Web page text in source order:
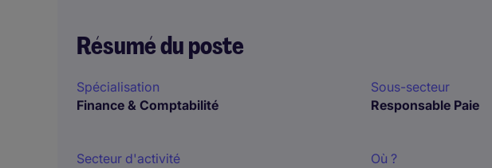
Résumé du poste
Spécialisation
Finance & Comptabilité
Sous-secteur
Responsable Paie
Secteur d'activité
Où ?